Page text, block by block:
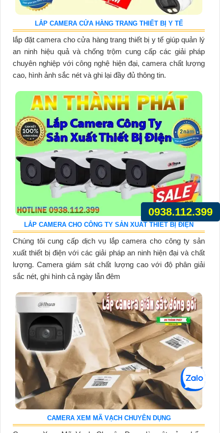
LẮP CAMERA CỬA HÀNG TRANG THIẾT BỊ Y TẾ
lắp đặt camera cho cửa hàng trang thiết bị y tế giúp quản lý
an ninh hiệu quả và chống trộm cung cấp các giải pháp
chuyên nghiệp với công nghệ hiện đại, camera chất lượng
cao, hình ảnh sắc nét và ghi lại đầy đủ thông tin.
LẮP CAMERA CHO CÔNG TY SẢN XUẤT THIẾT BỊ ĐIỆN
Chúng tôi cung cấp dịch vụ lắp camera cho công ty sản
xuất thiết bị điện với các giải pháp an ninh hiện đại và chất
lượng. Camera giám sát chất lượng cao với độ phân giải
sắc nét, ghi hình cả ngày lẫn đêm
CAMERA XEM MÃ VẠCH CHUYÊN DỤNG
0938.112.399